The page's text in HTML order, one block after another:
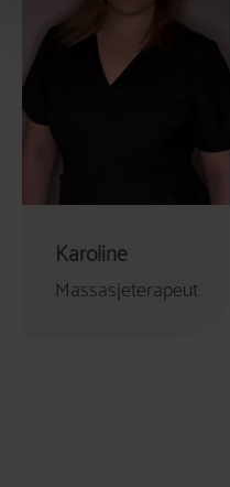
Karoline
Massasjeterapeut